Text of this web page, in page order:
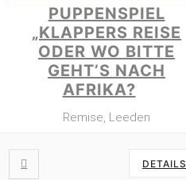
PUPPENSPIEL
„KLAPPERS REISE
ODER WO BITTE
GEHT’S NACH
AFRIKA?
Remise, Leeden
DETAILS